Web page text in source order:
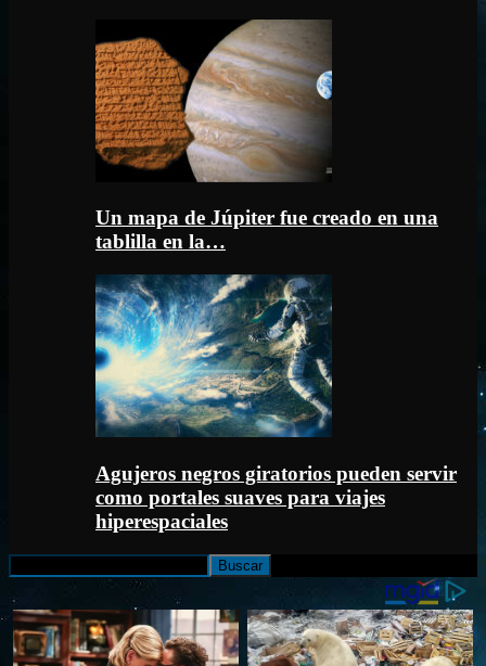
Un mapa de Júpiter fue creado en una
tablilla en la…
Agujeros negros giratorios pueden servir
como portales suaves para viajes
hiperespaciales